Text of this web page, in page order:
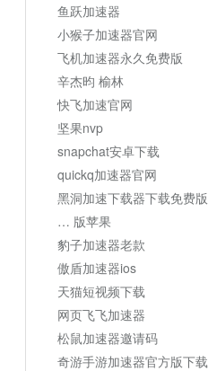
鱼跃加速器
小猴子加速器官网
飞机加速器永久免费版
辛杰昀 榆林
快飞加速官网
坚果nvp
snapchat安卓下载
quickq加速器官网
黑洞加速下载器下载免费版
… 版苹果
豹子加速器老款
傲盾加速器ios
天猫短视频下载
网页飞飞加速器
松鼠加速器邀请码
奇游手游加速器官方版下载